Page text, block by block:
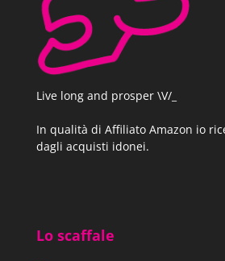
Live long and prosper \V/_
In qualità di Affiliato Amazon io
dagli acquisti idonei.
Lo scaffale